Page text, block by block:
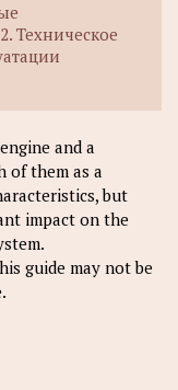
Техническое
and a
of them as a
but
impact on the
guide may not be